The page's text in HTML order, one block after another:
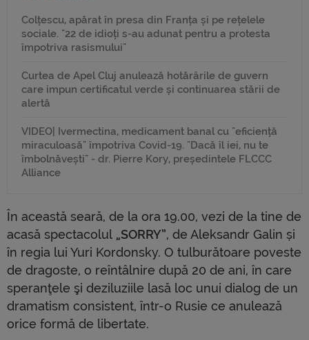
Colțescu, apărat în presa din Franța și pe rețelele
sociale. "22 de idioți s-au adunat pentru a protesta
împotriva rasismului"
Curtea de Apel Cluj anulează hotărârile de guvern
care impun certificatul verde și continuarea stării de
alertă
VIDEO| Ivermectina, medicament banal cu "eficiență
miraculoasă" împotriva Covid-19. "Dacă îl iei, nu te
îmbolnăvești" - dr. Pierre Kory, președintele FLCCC
Alliance
În această seară, de la ora 19.00, vezi de la tine de
acasă spectacolul „SORRY”, de Aleksandr Galin și
în regia lui Yuri Kordonsky. O tulburătoare poveste
de dragoste, o reîntâlnire după 20 de ani, în care
speranţele şi deziluziile lasă loc unui dialog de un
dramatism consistent, într-o Rusie ce anulează
orice formă de libertate.